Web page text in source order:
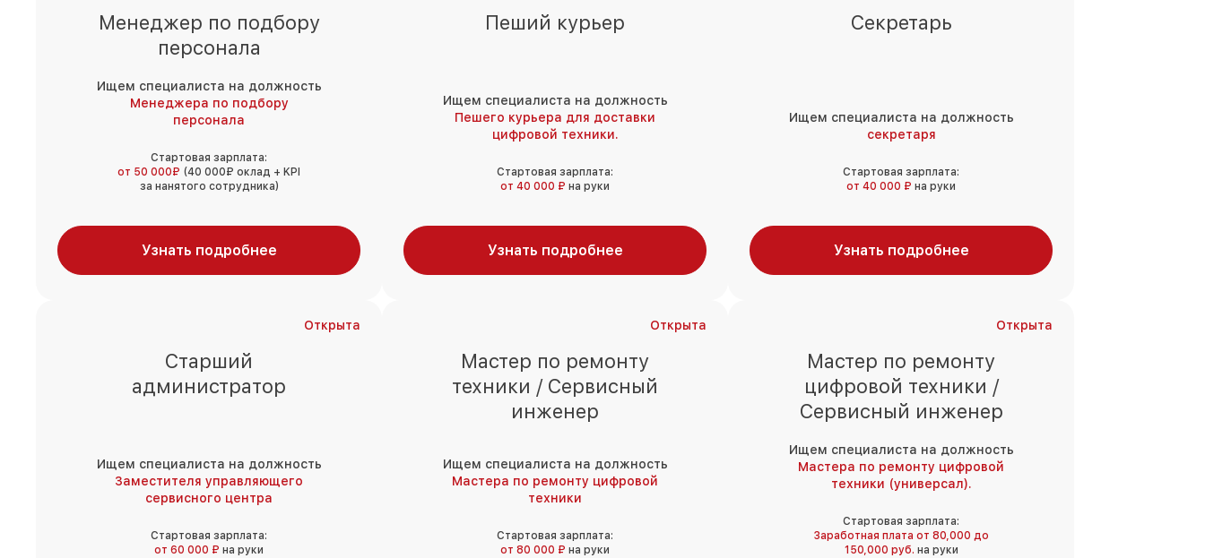
Менеджер по подбору
персонала
Ищем специалиста на должность
Менеджера по подбору
персонала
Стартовая зарплата:
от 50 000₽ (40 000₽ оклад + KPI
за нанятого сотрудника)
Узнать подробнее
Пеший курьер
Ищем специалиста на должность
Пешего курьера для доставки
цифровой техники.
Стартовая зарплата:
от 40 000 ₽ на руки
Узнать подробнее
Секретарь
Ищем специалиста на должность
секретаря
Стартовая зарплата:
от 40 000 ₽ на руки
Узнать подробнее
Открыта
Старший
администратор
Ищем специалиста на должность
Заместителя управляющего
сервисного центра
Стартовая зарплата:
от 60 000 ₽ на руки
Открыта
Мастер по ремонту
техники / Сервисный
инженер
Ищем специалиста на должность
Мастера по ремонту цифровой
техники
Стартовая зарплата:
от 80 000 ₽ на руки
Открыта
Мастер по ремонту
цифровой техники /
Сервисный инженер
Ищем специалиста на должность
Мастера по ремонту цифровой
техники (универсал).
Стартовая зарплата:
Заработная плата от 80,000 до
150,000 руб. на руки